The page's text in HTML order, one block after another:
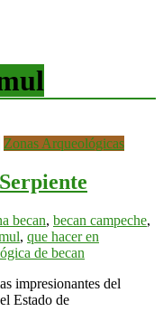
Zonas Arqueológicas
becan, becan campeche,
, que hacer en
de becan
impresionantes del
Estado de